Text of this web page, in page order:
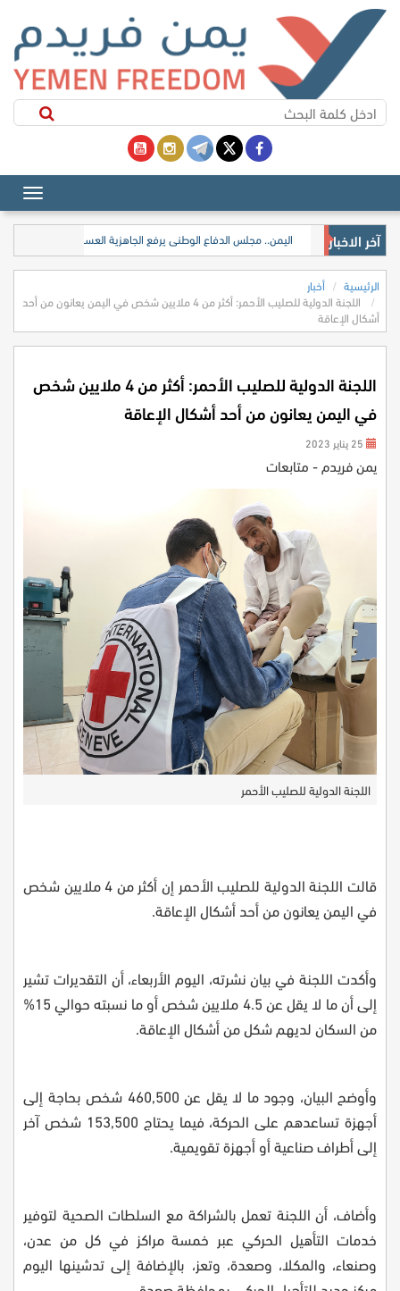
آخر الاخبار ​اليمن.. مجلس الدفاع الوطني يرفع الجاهزية العسكرية والأمنية في
الرئيسية
أخبار
اللجنة الدولية للصليب الأحمر: أكثر من 4 ملايين شخص في اليمن يعانون من أحد
أشكال الإعاقة
اللجنة الدولية للصليب الأحمر: أكثر من 4 ملايين شخص
في اليمن يعانون من أحد أشكال الإعاقة
يمن فريدم - متابعات
اللجنة الدولية للصليب الأحمر
قالت اللجنة الدولية للصليب الأحمر إن أكثر من 4 ملايين شخص
في اليمن يعانون من أحد أشكال الإعاقة.
وأكدت اللجنة في بيان نشرته، اليوم الأربعاء، أن التقديرات تشير
إلى أن ما لا يقل عن 4.5 ملايين شخص أو ما نسبته حوالي 15%
من السكان لديهم شكل من أشكال الإعاقة.
وأوضح البيان، وجود ما لا يقل عن 460,500 شخص بحاجة إلى
أجهزة تساعدهم على الحركة، فيما يحتاج 153,500 شخص آخر
إلى أطراف صناعية أو أجهزة تقويمية.
وأضاف، أن اللجنة تعمل بالشراكة مع السلطات الصحية لتوفير
خدمات التأهيل الحركي عبر خمسة مراكز في كل من عدن،
وصنعاء، والمكلا، وصعدة، وتعز، بالإضافة إلى تدشينها اليوم